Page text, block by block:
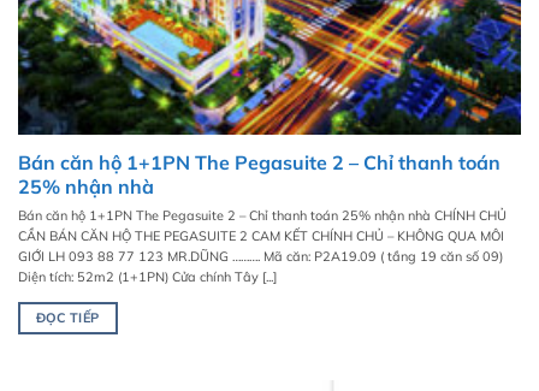
Bán căn hộ 1+1PN The Pegasuite 2 – Chỉ thanh toán
25% nhận nhà
Bán căn hộ 1+1PN The Pegasuite 2 – Chỉ thanh toán 25% nhận nhà CHÍNH CHỦ
CẦN BÁN CĂN HỘ THE PEGASUITE 2 CAM KẾT CHÍNH CHỦ – KHÔNG QUA MÔI
GIỚI LH 093 88 77 123 MR.DŨNG ………. Mã căn: P2A19.09 ( tầng 19 căn số 09)
Diện tích: 52m2 (1+1PN) Cửa chính Tây [...]
ĐỌC TIẾP